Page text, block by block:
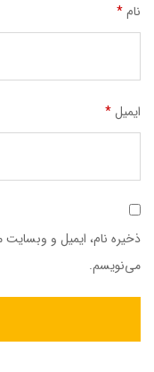
نام*
ایمیل*
ذخیره نام، ایمیل و وبسایت
می‌نویسم.